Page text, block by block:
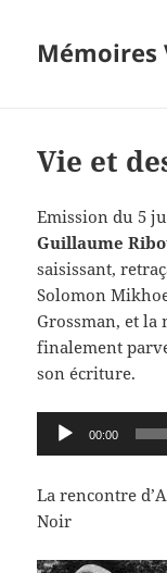
Mémoires
Vie et
Emission du 5
Guillaume
saisissant,
Solomon
Grossman, et
finalement
son écriture.
Lecteur
audio
00:00
La rencontre
Noir